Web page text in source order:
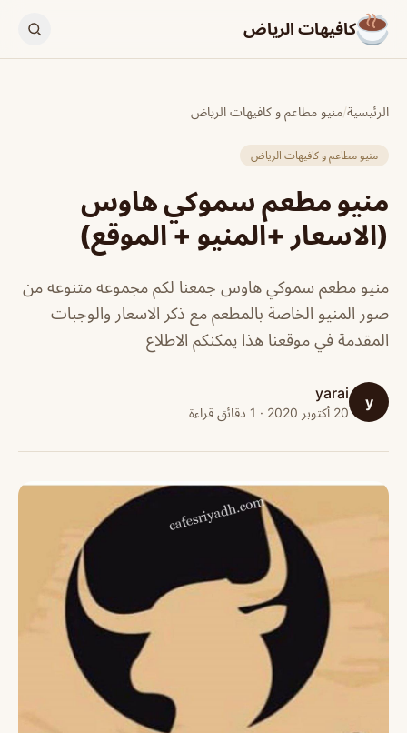
كافيهات الرياض
الرئيسية/منيو مطاعم و كافيهات الرياض
منيو مطاعم و كافيهات الرياض
منيو مطعم سموكي هاوس
(الاسعار +المنيو + الموقع)
منيو مطعم سموكي هاوس جمعنا لكم مجموعه متنوعه من
صور المنيو الخاصة بالمطعم مع ذكر الاسعار والوجبات
المقدمة في موقعنا هذا يمكنكم الاطلاع
y
yarai
20 أكتوبر 2020 · 1 دقائق قراءة